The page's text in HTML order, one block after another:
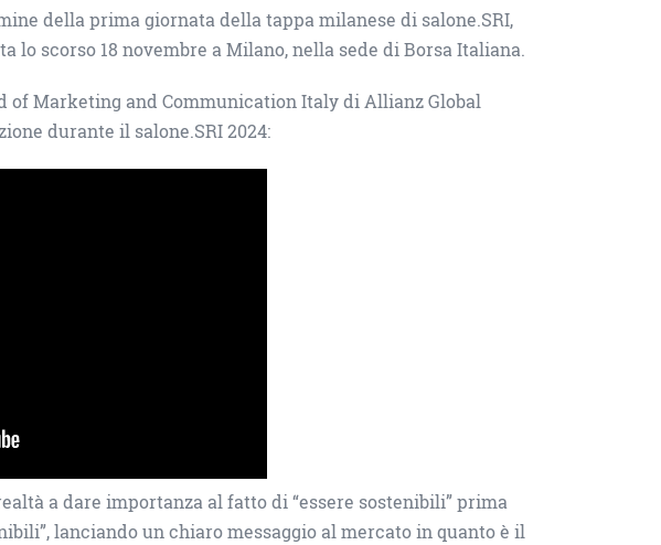
della prima giornata della tappa milanese di salone.SRI,
lo scorso 18 novembre a Milano, nella sede di Borsa Italiana.
of Marketing and Communication Italy di Allianz Global
durante il salone.SRI 2024:
a dare importanza al fatto di “essere sostenibili” prima
lanciando un chiaro messaggio al mercato in quanto è il